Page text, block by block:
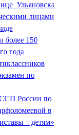
Ульяновска
лицами
более 150
года
по
России по
в
– детям»